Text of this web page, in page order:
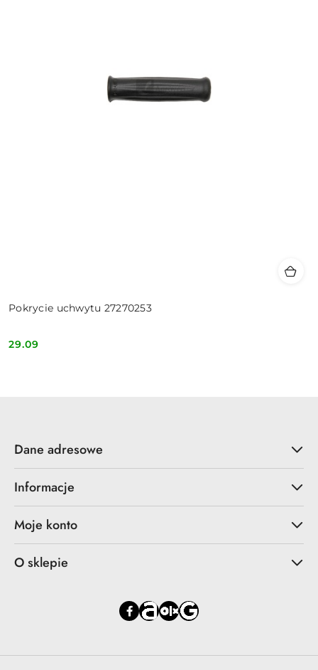
Pokrycie uchwytu 27270253
Cena:
29.09
Dane adresowe
Informacje
Moje konto
O sklepie